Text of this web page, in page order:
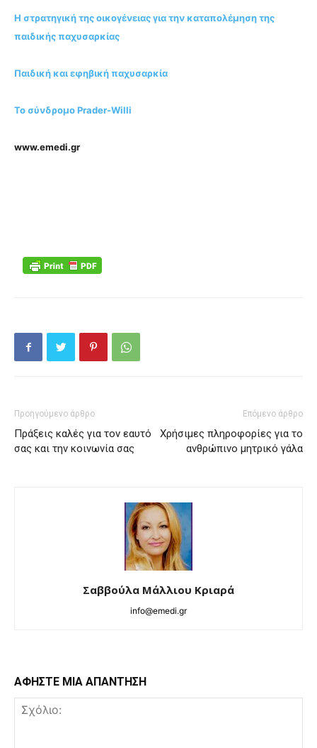
Η στρατηγική της οικογένειας για την καταπολέμηση της
παιδικής παχυσαρκίας
Παιδική και εφηβική παχυσαρκία
Το σύνδρομο Prader-Willi
www.emedi.gr
Προηγούμενο άρθρο
Πράξεις καλές για τον εαυτό
σας και την κοινωνία σας
Επόμενο άρθρο
Χρήσιμες πληροφορίες για το
ανθρώπινο μητρικό γάλα
Σαββούλα Μάλλιου Κριαρά
info@emedi.gr
ΑΦΗΣΤΕ ΜΙΑ ΑΠΑΝΤΗΣΗ